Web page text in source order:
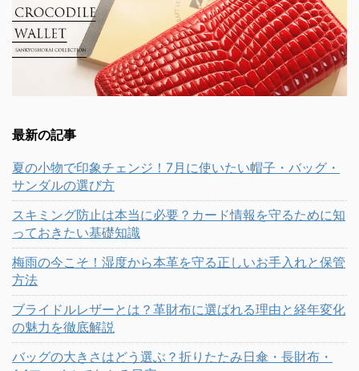
最新の記事
夏の小物で印象チェンジ！7月に使いたい帽子・バッグ・
サンダルの選び方
スキミング防止は本当に必要？カード情報を守るために知
っておきたい基礎知識
梅雨の今こそ！湿度から本革を守る正しいお手入れと保管
方法
ブライドルレザーとは？革財布に選ばれる理由と経年変化
の魅力を徹底解説
バッグの大きさはどう選ぶ？折りたたみ日傘・長財布・